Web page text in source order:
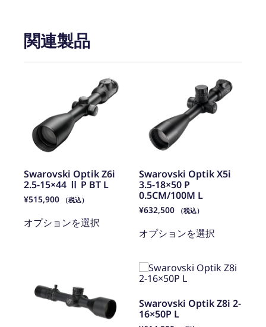
関連製品
Swarovski Optik Z6i
2.5-15×44 Ⅱ P BT L
¥515,900 （税込）
オプションを選択
Swarovski Optik X5i
3.5-18×50 P
0.5CM/100M L
¥632,500 （税込）
オプションを選択
Swarovski Optik Z8i 2-
16×50P L